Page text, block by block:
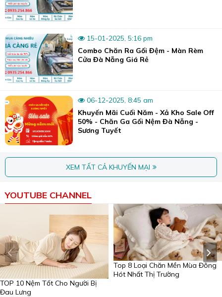
1. Tencel Cotton: Sự kết hợp 2 chất liệu hoàn
hảo
Chăn ga Tencel Cotton là sự hòa quyện tuyệt vời giữa hai
loại sợi tự nhiên và bán tự nhiên, mang đến những đặc
tính vượt trội mà ít chất liệu nào có được:
1.1. Tencel – Sợi vải chất lượng từ thiên nhiên
Tencel (hay Lyocell) là loại sợi sinh học được sản xuất từ
bột gỗ của cây bạch đàn, khuynh diệp, sồi... thông qua quy
trình khép kín thân thiện với môi trường.
15-01-2025, 5:16 pm
Combo Chăn Ra Gối Đệm - Màn Rèm
Cửa Đà Nẵng Giá Rẻ
06-12-2025, 8:45 am
Khuyến Mãi Cuối Năm - Xả Kho Sale Off
50% - Chăn Ga Gối Nệm Đà Nẵng -
Sương Tuyết
XEM TẤT CẢ KHUYẾN MẠI
YOUTUBE CHANNEL
TOP 10 Nệm Tốt Cho Người Bị
Đau Lưng
Top 8 Loại Chăn Mền Mùa Đông
Hót Nhất Thị Trường